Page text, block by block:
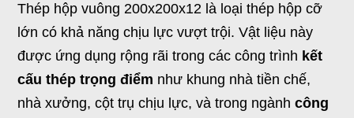
Thép hộp vuông 200x200x12 là loại thép hộp cỡ
lớn có khả năng chịu lực vượt trội. Vật liệu này
được ứng dụng rộng rãi trong các công trình kết
cấu thép trọng điểm như khung nhà tiền chế,
nhà xưởng, cột trụ chịu lực, và trong ngành công